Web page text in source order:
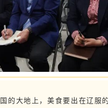
的大地上，美食要出在辽